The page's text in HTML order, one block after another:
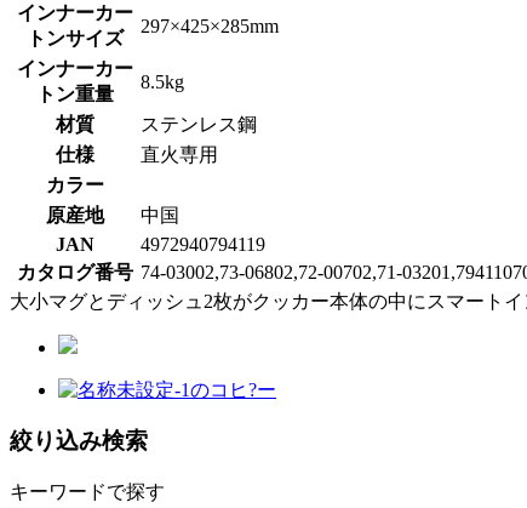
インナーカー
トンサイズ
297×425×285mm
インナーカー
トン重量
8.5kg
材質
ステンレス鋼
仕様
直火専用
カラー
原産地
中国
JAN
4972940794119
カタログ番号 74-03002,73-06802,72-00702,71-
大小マグとディッシュ2枚がクッカー本体の中にスマート
絞り込み検索
キーワードで探す